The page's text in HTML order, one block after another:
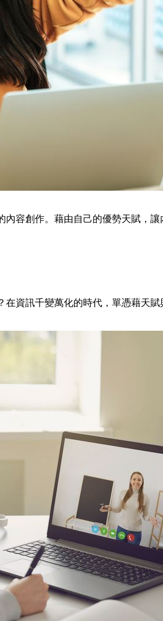
容創作。藉由自己的優勢天賦，
資訊千變萬化的時代，單憑藉天賦